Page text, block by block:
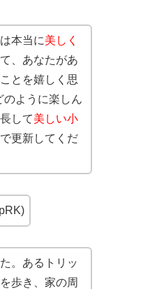
本当に美しく
、あなたがあ
とを嬉しく思
ように楽しん
して美しい小
更新してくだ
。あるトリッ
歩き、家の周